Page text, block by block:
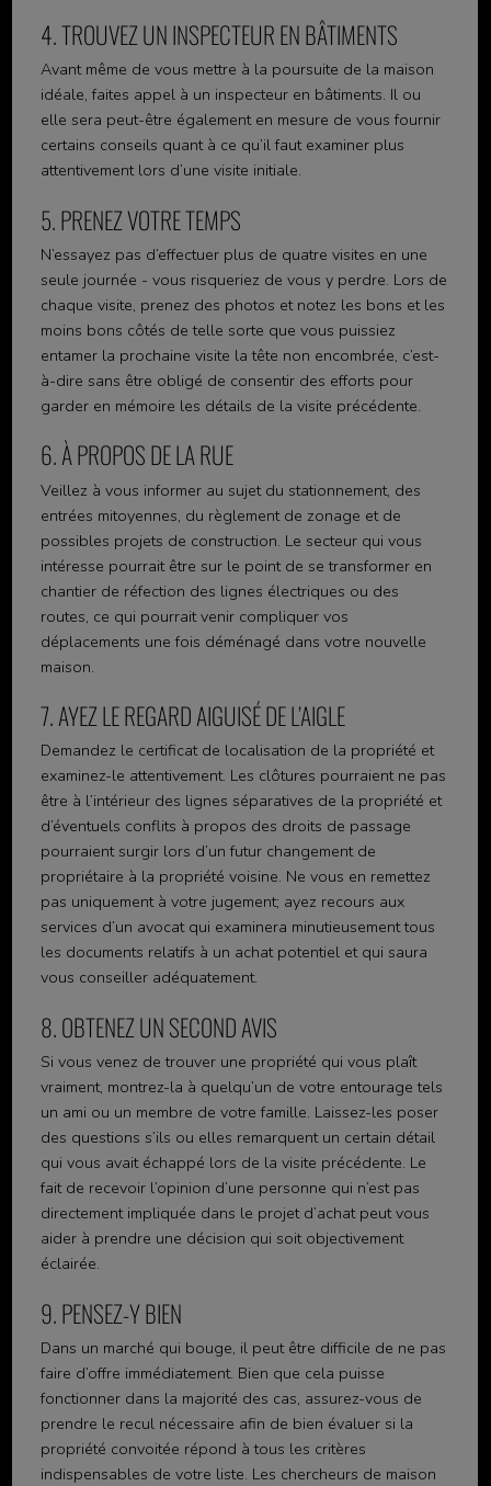
4. TROUVEZ UN INSPECTEUR EN BÂTIMENTS
Avant même de vous mettre à la poursuite de la maison
idéale, faites appel à un inspecteur en bâtiments. Il ou
elle sera peut-être également en mesure de vous fournir
certains conseils quant à ce qu’il faut examiner plus
attentivement lors d’une visite initiale.
5. PRENEZ VOTRE TEMPS
N’essayez pas d’effectuer plus de quatre visites en une
seule journée - vous risqueriez de vous y perdre. Lors de
chaque visite, prenez des photos et notez les bons et les
moins bons côtés de telle sorte que vous puissiez
entamer la prochaine visite la tête non encombrée, c’est-
à-dire sans être obligé de consentir des efforts pour
garder en mémoire les détails de la visite précédente.
6. À PROPOS DE LA RUE
Veillez à vous informer au sujet du stationnement, des
entrées mitoyennes, du règlement de zonage et de
possibles projets de construction. Le secteur qui vous
intéresse pourrait être sur le point de se transformer en
chantier de réfection des lignes électriques ou des
routes, ce qui pourrait venir compliquer vos
déplacements une fois déménagé dans votre nouvelle
maison.
7. AYEZ LE REGARD AIGUISÉ DE L’AIGLE
Demandez le certificat de localisation de la propriété et
examinez-le attentivement. Les clôtures pourraient ne pas
être à l’intérieur des lignes séparatives de la propriété et
d’éventuels conflits à propos des droits de passage
pourraient surgir lors d’un futur changement de
propriétaire à la propriété voisine. Ne vous en remettez
pas uniquement à votre jugement; ayez recours aux
services d’un avocat qui examinera minutieusement tous
les documents relatifs à un achat potentiel et qui saura
vous conseiller adéquatement.
8. OBTENEZ UN SECOND AVIS
Si vous venez de trouver une propriété qui vous plaît
vraiment, montrez-la à quelqu’un de votre entourage tels
un ami ou un membre de votre famille. Laissez-les poser
des questions s’ils ou elles remarquent un certain détail
qui vous avait échappé lors de la visite précédente. Le
fait de recevoir l’opinion d’une personne qui n’est pas
directement impliquée dans le projet d’achat peut vous
aider à prendre une décision qui soit objectivement
éclairée.
9. PENSEZ-Y BIEN
Dans un marché qui bouge, il peut être difficile de ne pas
faire d’offre immédiatement. Bien que cela puisse
fonctionner dans la majorité des cas, assurez-vous de
prendre le recul nécessaire afin de bien évaluer si la
propriété convoitée répond à tous les critères
indispensables de votre liste. Les chercheurs de maison